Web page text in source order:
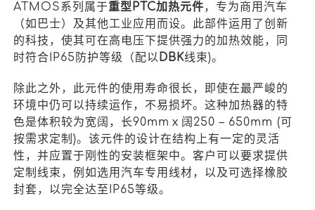
ATMOS系列属于重型PTC加热元件，专为商用汽车
（如巴士）及其他工业应用而设。此部件运用了创新
的科技，使其可在高电压下提供强力的加热效能，同
时符合IP65防护等级（配以DBK线束)。
除此之外，此元件的使用寿命很长，即使在最严峻的
环境中仍可以持续运作，不易损坏。这种加热器的特
色是体积较为宽阔，长90mmｘ阔250 – 650mm (可
按需求定制)。该元件的设计在结构上有一定的灵活
性，并应置于刚性的安装框架中。客户可以要求提供
定制线束，例如选用汽车专用线材，以及可选择橡胶
封套，以完全达至IP65等级。